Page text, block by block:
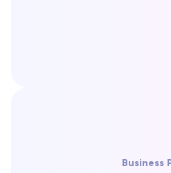
Business